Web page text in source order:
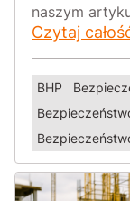
naszym
Czytaj
BHP